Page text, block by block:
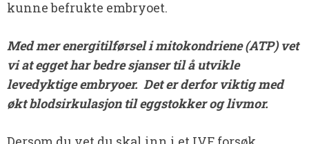
kunne befrukte embryoet.
Med mer energitilførsel i mitokondriene (ATP) vet
vi at egget har bedre sjanser til å utvikle
levedyktige embryoer. Det er derfor viktig med
økt blodsirkulasjon til eggstokker og livmor.